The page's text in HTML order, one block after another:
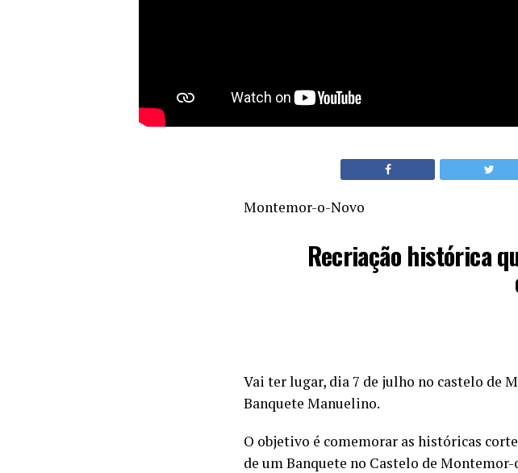
Montemor-o-Novo
Recriação histórica
Vai ter lugar, dia 7 de julho no castelo de
Banquete Manuelino.
O objetivo é comemorar as históricas
de um Banquete no Castelo de